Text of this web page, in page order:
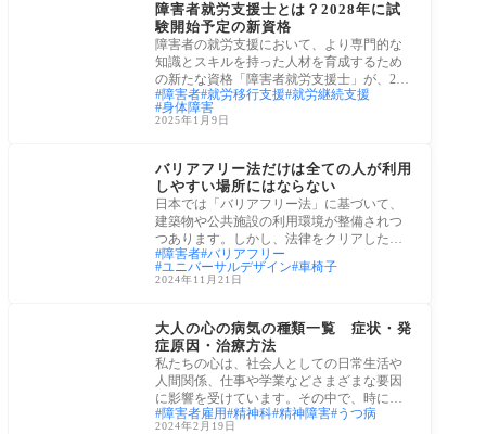
障害者就労支援士とは？2028年に試
験開始予定の新資格
障害者の就労支援において、より専門的な
知識とスキルを持った人材を育成するため
の新たな資格「障害者就労支援士」が、202
8年に
障害者 就労移行支援 就労継続支援
身体障害
2025年1月9日
バリアフリー法だけは全ての人が利用
しやすい場所にはならない
日本では「バリアフリー法」に基づいて、
建築物や公共施設の利用環境が整備されつ
つあります。しかし、法律をクリアしただ
けでは
障害者 バリアフリー
ユニバーサルデザイン 車椅子
2024年11月21日
大人の心の病気の種類一覧 症状・発
症原因・治療方法
私たちの心は、社会人としての日常生活や
人間関係、仕事や学業などさまざまな要因
に影響を受けています。その中で、時には
心が疲
障害者雇用 精神科 精神障害 うつ病
2024年2月19日